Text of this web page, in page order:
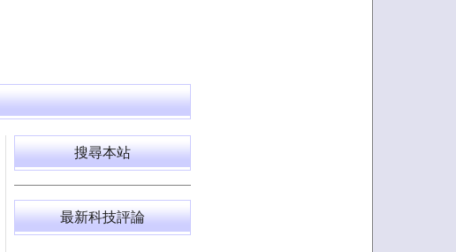
搜尋本站
最新科技評論